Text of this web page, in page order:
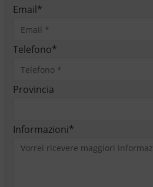
Email*
Telefono*
Provincia
Informazioni*